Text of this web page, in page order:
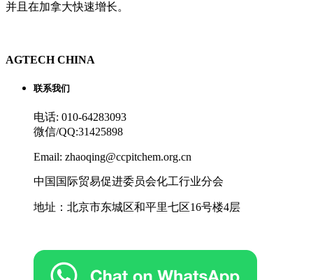
并且在加拿大快速增长。
AGTECH CHINA
联系我们
电话: 010-64283093
微信/QQ:31425898
Email: zhaoqing@ccpitchem.org.cn
中国国际贸易促进委员会化工行业分会
地址：北京市东城区和平里七区16号楼4层